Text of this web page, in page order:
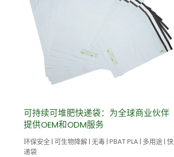
可持续可堆肥快递袋：为全球商业伙伴
提供OEM和ODM服务
环保安全 | 可生物降解 | 无毒 | PBAT PLA | 多用途 | 快
递袋